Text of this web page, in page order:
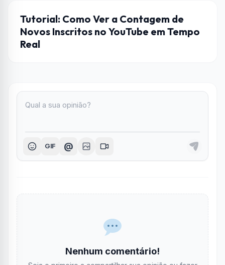
DICAS
Tutorial: Como Ver a Contagem de
Novos Inscritos no YouTube em Tempo
Real
GIF @
Nenhum comentário!